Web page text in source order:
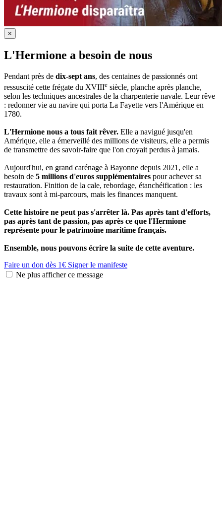
×
L'Hermione a besoin de nous
Pendant près de dix-sept ans, des centaines de passionnés ont
ressuscité cette frégate du XVIIIe siècle, planche après planche,
selon les techniques ancestrales de la charpenterie navale. Leur rêve
: redonner vie au navire qui porta La Fayette vers l'Amérique en
1780.
L'Hermione nous a tous fait rêver. Elle a navigué jusqu'en
Amérique, elle a émerveillé des millions de visiteurs, elle a permis
de transmettre des savoir-faire que l'on croyait perdus à jamais.
Aujourd'hui, en grand carénage à Bayonne depuis 2021, elle a
besoin de 5 millions d'euros supplémentaires pour achever sa
restauration. Finition de la cale, rebordage, étanchéification : les
travaux sont à mi-parcours, mais les finances manquent.
Cette histoire ne peut pas s'arrêter là. Pas après tant d'efforts,
pas après tant de passion, pas après ce que l'Hermione
représente pour le patrimoine maritime français.
Ensemble, nous pouvons écrire la suite de cette aventure.
Faire un don dès 1€ Signer le manifeste
Ne plus afficher ce message